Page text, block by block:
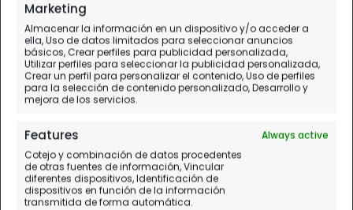
Marketing
Almacenar la información en un dispositivo y/o acceder a
ella, Uso de datos limitados para seleccionar anuncios
básicos, Crear perfiles para publicidad personalizada,
Utilizar perfiles para seleccionar la publicidad personalizada,
Crear un perfil para personalizar el contenido, Uso de perfiles
para la selección de contenido personalizado, Desarrollo y
mejora de los servicios.
Features
Always active
Cotejo y combinación de datos procedentes
de otras fuentes de información, Vincular
diferentes dispositivos, Identificación de
dispositivos en función de la información
transmitida de forma automática.